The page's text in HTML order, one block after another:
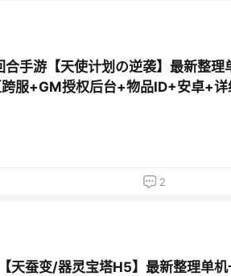
合手游【天使计划の逆袭】最新整
服+GM授权后台+物品ID+安卓+
2
天蚕变/器灵宝塔H5】最新整理单